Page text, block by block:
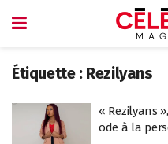
Étiquette : Rezilyans
« Rezilyans
ode à la